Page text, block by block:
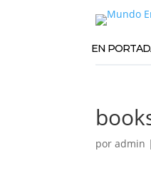
EN
poradmin |